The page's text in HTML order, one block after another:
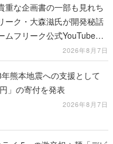
重な企画書の一部も見れち
ーク・大森滋氏が開発秘話
ムフリーク公式YouTubeで
2026年8月7日
熊本地震への支援として
」の寄付を発表
2026年8月7日